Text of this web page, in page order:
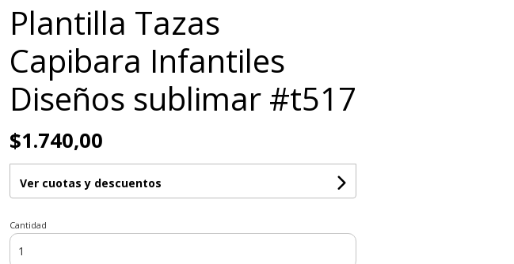
Plantilla Tazas
Capibara Infantiles
Diseños sublimar #t517
$1.740,00
Ver cuotas y descuentos
Cantidad